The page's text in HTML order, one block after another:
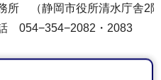
所 （静岡市役所清水庁舎2
054−354−2082・2083